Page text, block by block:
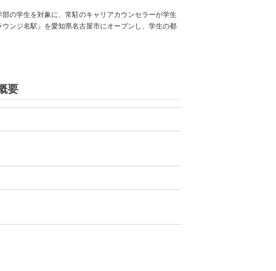
の学生を対象に、常駐のキャリアカウンセラーが学生
ンジ名駅』を愛知県名古屋市にオープンし、学生の都
要